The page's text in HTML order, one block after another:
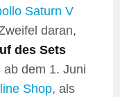
Saturn V
daran,
des Sets
ab dem 1. Juni
Shop, als